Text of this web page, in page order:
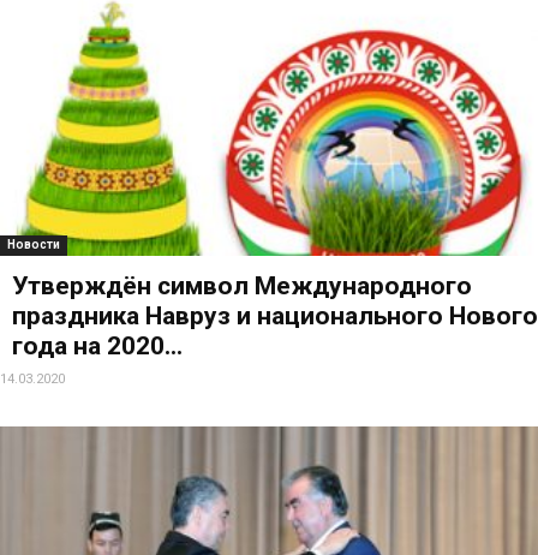
Новости
Утверждён символ Международного
праздника Навруз и национального Нового
года на 2020...
14.03.2020